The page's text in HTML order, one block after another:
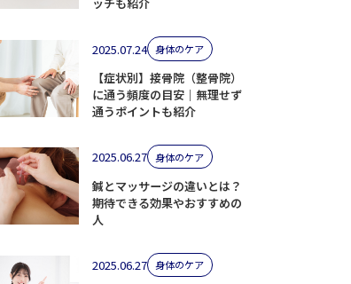
ッチも紹介
2025.07.24 身体のケア
【症状別】接骨院（整骨院）
に通う頻度の目安｜無理せず
通うポイントも紹介
2025.06.27 身体のケア
鍼とマッサージの違いとは？
期待できる効果やおすすめの
人
2025.06.27 身体のケア